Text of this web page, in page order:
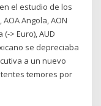
el estudio de los
Angola, AON
(-> Euro), AUD
se depreciaba
a un nuevo
temores por